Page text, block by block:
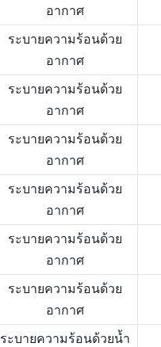
อากาศ
ระบายความร้อนด้วย
อากาศ
ระบายความร้อนด้วย
อากาศ
ระบายความร้อนด้วย
อากาศ
ระบายความร้อนด้วย
อากาศ
ระบายความร้อนด้วย
อากาศ
ระบายความร้อนด้วย
อากาศ
ระบายความร้อนด้วยน้ำ